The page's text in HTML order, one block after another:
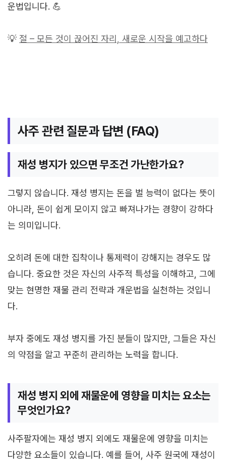
운법입니다. 💪
💡 절 – 모든 것이 끊어진 자리, 새로운 시작을 예고하다
사주 관련 질문과 답변 (FAQ)
재성 병지가 있으면 무조건 가난한가요?
그렇지 않습니다. 재성 병지는 돈을 벌 능력이 없다는 뜻이
아니라, 돈이 쉽게 모이지 않고 빠져나가는 경향이 강하다
는 의미입니다.
오히려 돈에 대한 집착이나 통제력이 강해지는 경우도 많
습니다. 중요한 것은 자신의 사주적 특성을 이해하고, 그에
맞는 현명한 재물 관리 전략과 개운법을 실천하는 것입니
다.
부자 중에도 재성 병지를 가진 분들이 많지만, 그들은 자신
의 약점을 알고 꾸준히 관리하는 노력을 합니다.
재성 병지 외에 재물운에 영향을 미치는 요소는
무엇인가요?
사주팔자에는 재성 병지 외에도 재물운에 영향을 미치는
다양한 요소들이 있습니다. 예를 들어, 사주 원국에 재성이